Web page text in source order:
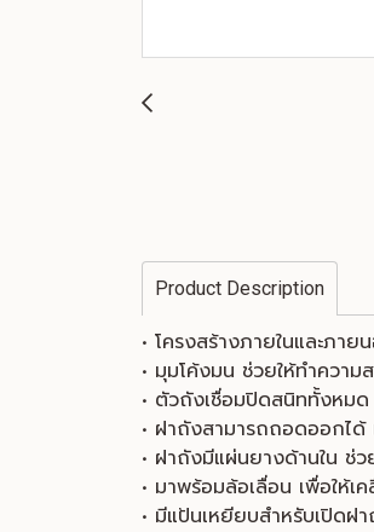
Product Description
• โครงสร้างภายในและภา
• มุมโค้งมน ช่วยให้ทำความ
• ตัวถังเชื่อมปิดสนิททั้งหม
• ฝาถังสามารถถอดออกได้
• ฝาถังมีแผ่นยางด้านใน ช่
• มาพร้อมล้อเลื่อน เพื่อให้เ
• มีแป้นเหยียบสำหรับเปิดฝ